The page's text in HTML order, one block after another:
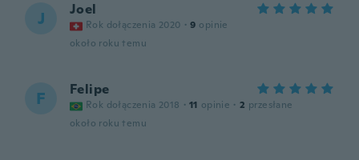
J Joel
Rok dołączenia 2020 · 9 opinie
około roku temu
F Felipe
Rok dołączenia 2018 · 11 opinie · 2 przesłane
około roku temu